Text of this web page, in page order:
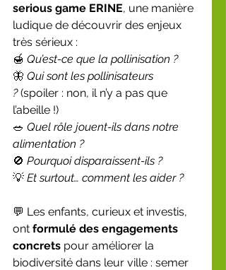
serious game ERINE, une manière
ludique de découvrir des enjeux
très sérieux :
🍯 Qu’est-ce que la pollinisation ?
🦋 Qui sont les pollinisateurs
? (spoiler : non, il n’y a pas que
l’abeille !)
🥗 Quel rôle jouent-ils dans notre
alimentation ?
🚫 Pourquoi disparaissent-ils ?
💡 Et surtout… comment les aider ?
💬 Les enfants, curieux et investis,
ont formulé des engagements
concrets pour améliorer la
biodiversité dans leur ville : semer